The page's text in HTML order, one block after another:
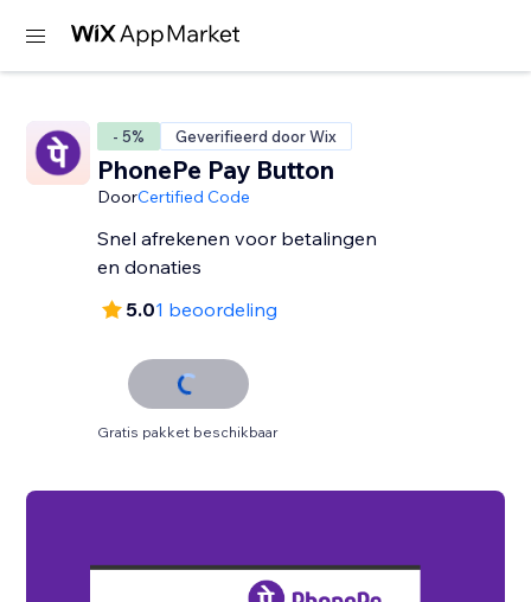
- 5% Geverifieerd door Wix
PhonePe Pay Button
DoorCertified Code
Snel afrekenen voor betalingen
en donaties
5.01 beoordeling
Gratis pakket beschikbaar